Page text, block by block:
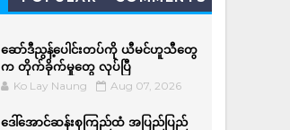
ဆော်ဒီညွန့်ပေါင်းတပ်ကို ယီမင်ဟူသီတွေ
က တိုက်ခိုက်မှုတွေ လုပ်ပြီ
Ko Lay Naung Aug 07, 2026
ဒေါ်အောင်ဆန်းစုကြည်ထံ အပြည်ပြည်